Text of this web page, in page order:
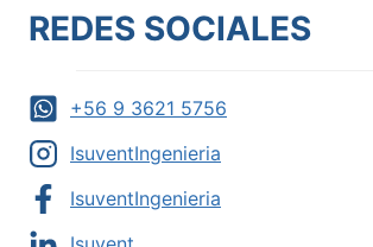
REDES SOCIALES
+56 9 3621 5756
IsuventIngenieria
IsuventIngenieria